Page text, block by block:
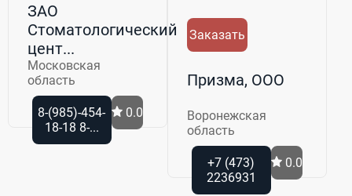
ЗАО
Стоматологический
цент...
Московская
область
8-(985)-454-
18-18 8-...
0.0
Заказать
Призма, ООО
Воронежская
область
+7 (473)
2236931
0.0